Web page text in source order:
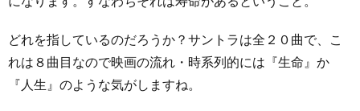
どれを指しているのだろうか？サントラは全２０曲で、こ
れは８曲目なので映画の流れ・時系列的には『生命』か
『人生』のような気がしますね。